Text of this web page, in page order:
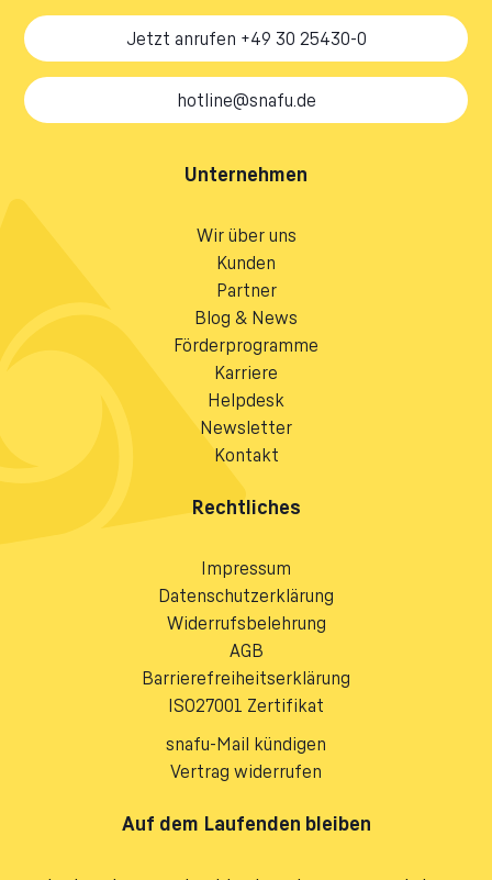
Jetzt anrufen +49 30 25430-0
hotline@snafu.de
Unternehmen
Wir über uns
Kunden
Partner
Blog & News
Förderprogramme
Karriere
Helpdesk
Newsletter
Kontakt
Rechtliches
Impressum
Datenschutzerklärung
Widerrufsbelehrung
AGB
Barrierefreiheitserklärung
ISO27001 Zertifikat
snafu-Mail kündigen
Vertrag widerrufen
Auf dem Laufenden bleiben